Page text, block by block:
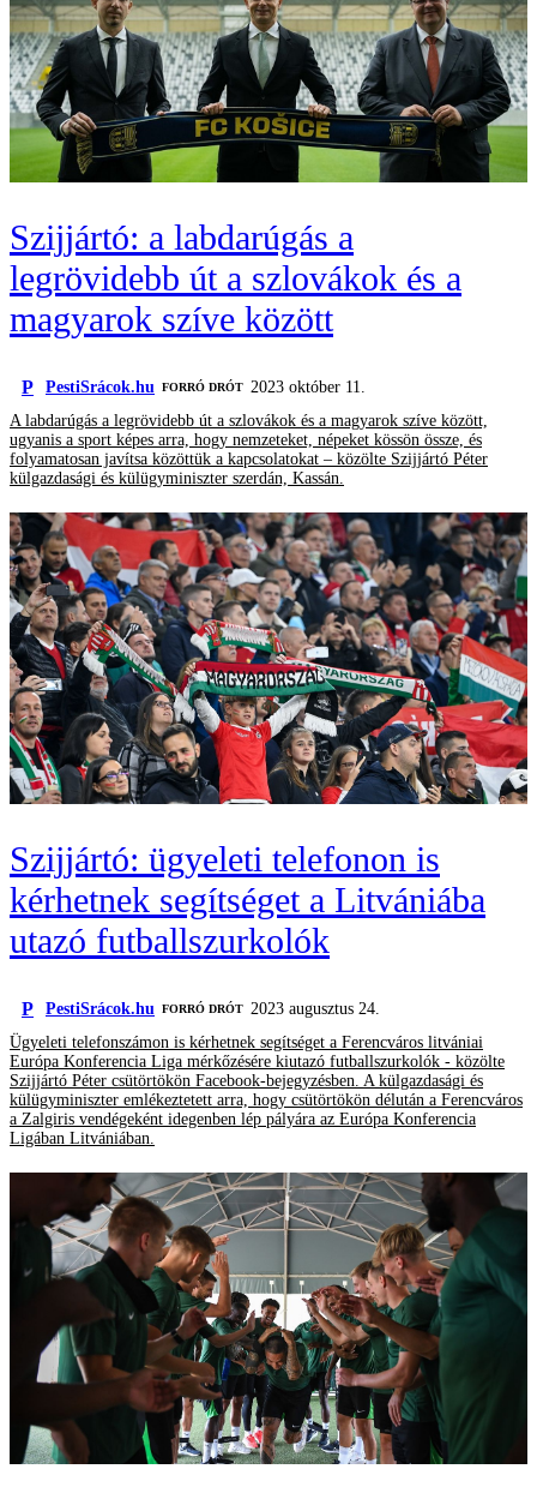
Szijjártó: a labdarúgás a
legrövidebb út a szlovákok és a
magyarok szíve között
P PestiSrácok.hu FORRÓ DRÓT
2023 október 11.
A labdarúgás a legrövidebb út a szlovákok és a magyarok szíve között,
ugyanis a sport képes arra, hogy nemzeteket, népeket kössön össze, és
folyamatosan javítsa közöttük a kapcsolatokat – közölte Szijjártó Péter
külgazdasági és külügyminiszter szerdán, Kassán.
Szijjártó: ügyeleti telefonon is
kérhetnek segítséget a Litvániába
utazó futballszurkolók
P PestiSrácok.hu FORRÓ DRÓT
2023 augusztus 24.
Ügyeleti telefonszámon is kérhetnek segítséget a Ferencváros litvániai
Európa Konferencia Liga mérkőzésére kiutazó futballszurkolók - közölte
Szijjártó Péter csütörtökön Facebook-bejegyzésben. A külgazdasági és
külügyminiszter emlékeztetett arra, hogy csütörtökön délután a Ferencváros
a Zalgiris vendégeként idegenben lép pályára az Európa Konferencia
Ligában Litvániában.